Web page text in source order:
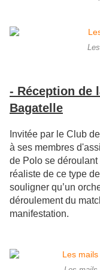
- Réception de
Bagatelle
Invitée par le Club
à ses membres
de Polo se
réaliste de ce type
souligner qu’un
déroulement du
manifestation.